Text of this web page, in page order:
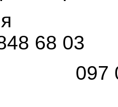
68 03
097